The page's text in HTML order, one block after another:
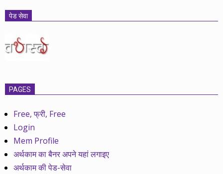
पेड सेवा
PAGES
Free, फ्री, Free
Login
Mem Profile
अर्थकाम का बैनर अपने यहां लगाइए
अर्थकाम की पेड-सेवा